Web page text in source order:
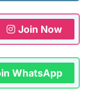
Join Now
WhatsApp